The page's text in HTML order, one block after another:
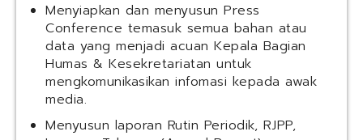
Menyiapkan dan menyusun Press
Conference temasuk semua bahan atau
data yang menjadi acuan Kepala Bagian
Humas & Kesekretariatan untuk
mengkomunikasikan infomasi kepada awak
media.
Menyusun laporan Rutin Periodik, RJPP,